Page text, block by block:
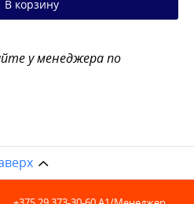
В корзину
у менеджера по